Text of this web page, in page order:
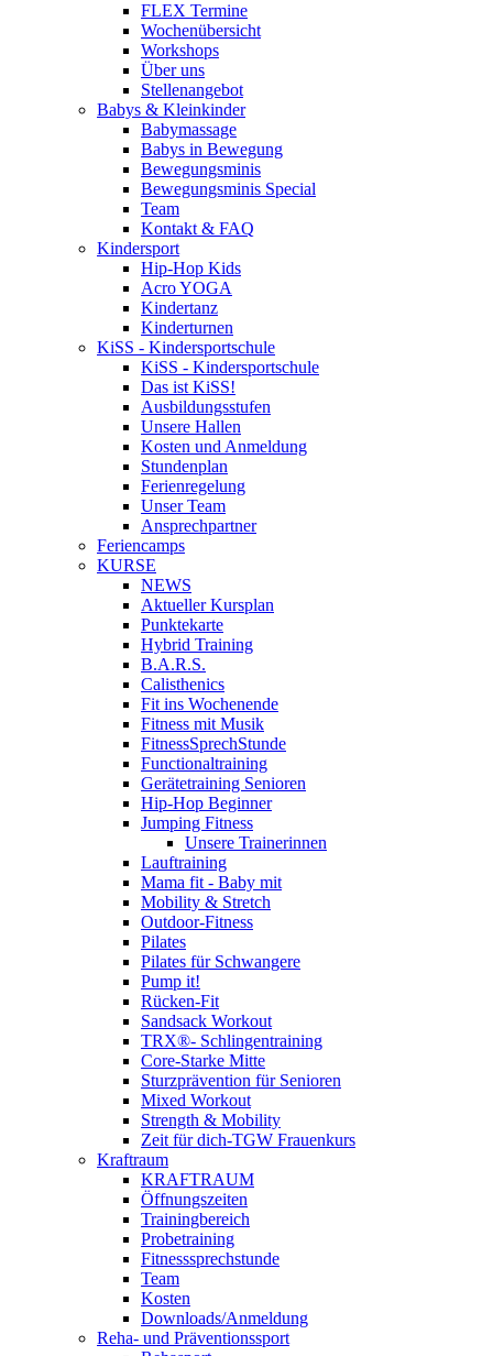
FLEX Termine
Wochenübersicht
Workshops
Über uns
Stellenangebot
Babys & Kleinkinder
Babymassage
Babys in Bewegung
Bewegungsminis
Bewegungsminis Special
Team
Kontakt & FAQ
Kindersport
Hip-Hop Kids
Acro YOGA
Kindertanz
Kinderturnen
KiSS - Kindersportschule
KiSS - Kindersportschule
Das ist KiSS!
Ausbildungsstufen
Unsere Hallen
Kosten und Anmeldung
Stundenplan
Ferienregelung
Unser Team
Ansprechpartner
Feriencamps
KURSE
NEWS
Aktueller Kursplan
Punktekarte
Hybrid Training
B.A.R.S.
Calisthenics
Fit ins Wochenende
Fitness mit Musik
FitnessSprechStunde
Functionaltraining
Gerätetraining Senioren
Hip-Hop Beginner
Jumping Fitness
Unsere Trainerinnen
Lauftraining
Mama fit - Baby mit
Mobility & Stretch
Outdoor-Fitness
Pilates
Pilates für Schwangere
Pump it!
Rücken-Fit
Sandsack Workout
TRX®- Schlingentraining
Core-Starke Mitte
Sturzprävention für Senioren
Mixed Workout
Strength & Mobility
Zeit für dich-TGW Frauenkurs
Kraftraum
KRAFTRAUM
Öffnungszeiten
Trainingbereich
Probetraining
Fitnesssprechstunde
Team
Kosten
Downloads/Anmeldung
Reha- und Präventionssport